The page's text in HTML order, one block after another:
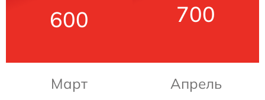
600
Март
700
Апрель